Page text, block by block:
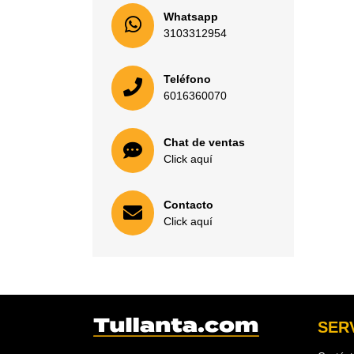
Whatsapp
3103312954
Teléfono
6016360070
Chat de ventas
Click aquí
Contacto
Click aquí